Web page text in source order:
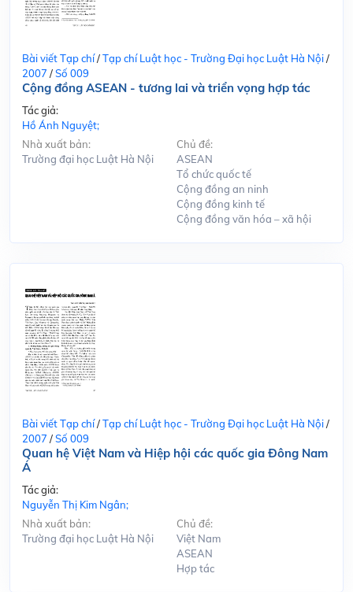
Bài viết Tạp chí/Tạp chí Luật học - Trường Đại học Luật Hà Nội/
2007 /Số 009
Cộng đồng ASEAN - tương lai và triển vọng hợp tác
Tác giả:
Hồ Ánh Nguyệt;
Nhà xuất bản:
Trường đại học Luật Hà Nội
Chủ đề:
ASEAN
Tổ chức quốc tế
Cộng đồng an ninh
Cộng đồng kinh tế
Cộng đồng văn hóa – xã hội
Bài viết Tạp chí/Tạp chí Luật học - Trường Đại học Luật Hà Nội/
2007 /Số 009
Quan hệ Việt Nam và Hiệp hội các quốc gia Đông Nam
Á
Tác giả:
Nguyễn Thị Kim Ngân;
Nhà xuất bản:
Trường đại học Luật Hà Nội
Chủ đề:
Việt Nam
ASEAN
Hợp tác